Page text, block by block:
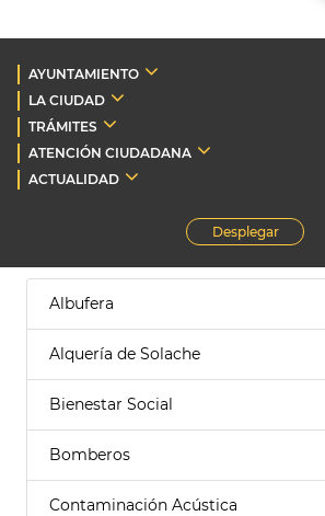
AYUNTAMIENTO
LA CIUDAD
TRÁMITES
ATENCIÓN CIUDADANA
ACTUALIDAD
Desplegar
Albufera
Alquería de Solache
Bienestar Social
Bomberos
Contaminación Acústica